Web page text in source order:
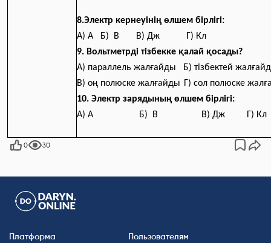
8.Электр кернеуінің өлшем бірлігі:
А) А Б) В В) Дж Г) Кл
9. Вольтметрді тізбекке қалай қосады?
А) параллель жалғайды Б) тізбектей
В) оң полюске жалғайды Г) сол полюске
10. Электр зарядының өлшем бірлігі:
А) А Б) В В) Дж Г) Кл
0 30
Платформа Пользователям